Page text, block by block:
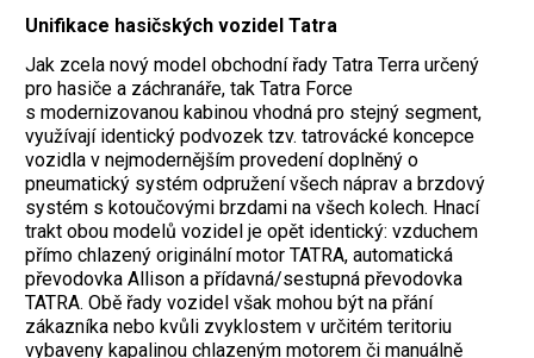
Unifikace hasičských vozidel Tatra
Jak zcela nový model obchodní řady Tatra Terra určený
pro hasiče a záchranáře, tak Tatra Force
s modernizovanou kabinou vhodná pro stejný segment,
využívají identický podvozek tzv. tatrovácké koncepce
vozidla v nejmodernějším provedení doplněný o
pneumatický systém odpružení všech náprav a brzdový
systém s kotoučovými brzdami na všech kolech. Hnací
trakt obou modelů vozidel je opět identický: vzduchem
přímo chlazený originální motor TATRA, automatická
převodovka Allison a přídavná/sestupná převodovka
TATRA. Obě řady vozidel však mohou být na přání
zákazníka nebo kvůli zvyklostem v určitém teritoriu
vybaveny kapalinou chlazeným motorem či manuálně